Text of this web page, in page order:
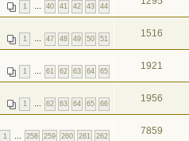
1 40 41 42 43 44
1 47 48 49 50 51 1516
1 61 62 63 64 65 1921
1 62 63 64 65 66 1956
1 258 259 260 261 262 7859